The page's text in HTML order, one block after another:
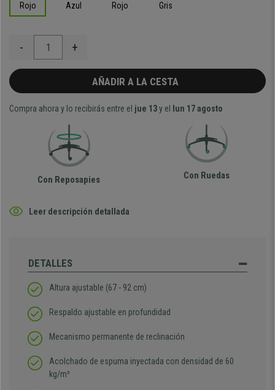
Rojo Azul Rojo Gris
- +
AÑADIR A LA CESTA
Compra ahora y lo recibirás entre el jue 13y el lun 17 agosto
Con Reposapies Con Ruedas
Leer descripción detallada
DETALLES
Altura ajustable (67 - 92 cm)
Respaldo ajustable en profundidad
Mecanismo permanente de reclinación
Acolchado de espuma inyectada con densidad de 60
kg/m³